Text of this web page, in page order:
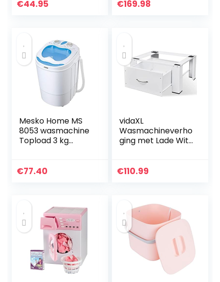
Draagbare
€44.95
wasmachine,
€169.98
Mesko Home MS
8053 wasmachine
Topload 3 kg
€77.40
vidaXL
Wasmachineverho
ging met Lade Wit
Platform
€110.99